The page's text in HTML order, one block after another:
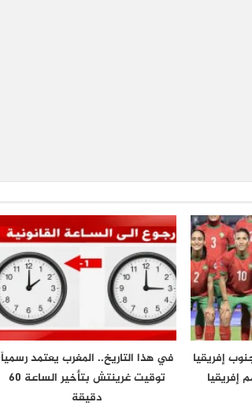
إفريقيا
إفريقيا
في هذا التاريخ.. المغرب يعتمد رسمياً
توقيت غرينتش بتأخير الساعة 60
دقيقة